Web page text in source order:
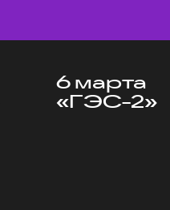
6 марта
«ГЭС-2»